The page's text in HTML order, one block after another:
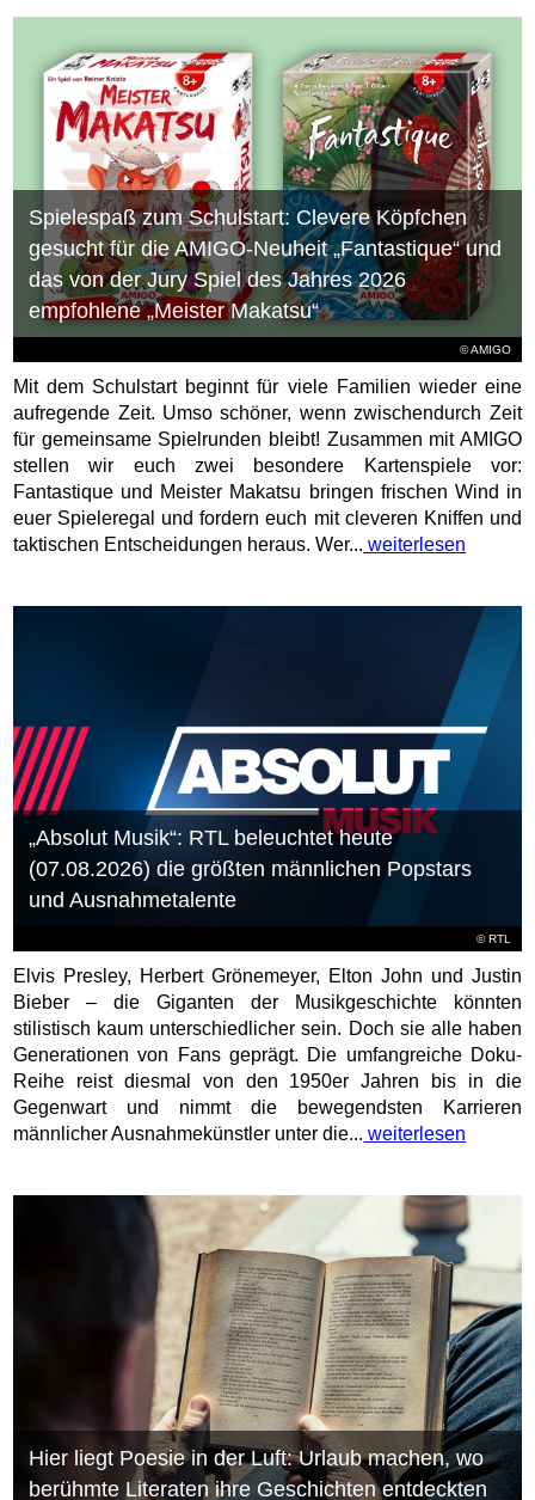
© AMIGO
Spielespaß zum Schulstart: Clevere Köpfchen
gesucht für die AMIGO-Neuheit „Fantastique“ und
das von der Jury Spiel des Jahres 2026
empfohlene „Meister Makatsu“
Mit dem Schulstart beginnt für viele Familien wieder eine
aufregende Zeit. Umso schöner, wenn zwischendurch Zeit
für gemeinsame Spielrunden bleibt! Zusammen mit AMIGO
stellen wir euch zwei besondere Kartenspiele vor:
Fantastique und Meister Makatsu bringen frischen Wind in
euer Spieleregal und fordern euch mit cleveren Kniffen und
taktischen Entscheidungen heraus. Wer... weiterlesen
©RTL
„Absolut Musik“: RTL beleuchtet heute
(07.08.2026) die größten männlichen Popstars
und Ausnahmetalente
Elvis Presley, Herbert Grönemeyer, Elton John und Justin
Bieber – die Giganten der Musikgeschichte könnten
stilistisch kaum unterschiedlicher sein. Doch sie alle haben
Generationen von Fans geprägt. Die umfangreiche Doku-
Reihe reist diesmal von den 1950er Jahren bis in die
Gegenwart und nimmt die bewegendsten Karrieren
männlicher Ausnahmekünstler unter die... weiterlesen
Hier liegt Poesie in der Luft: Urlaub machen, wo
berühmte Literaten ihre Geschichten entdeckten